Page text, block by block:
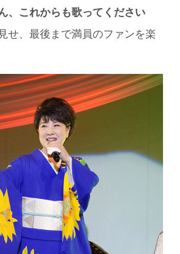
、これからも歌ってください
せ、最後まで満員のファンを楽